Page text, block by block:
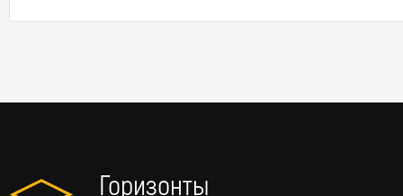
Горизонты